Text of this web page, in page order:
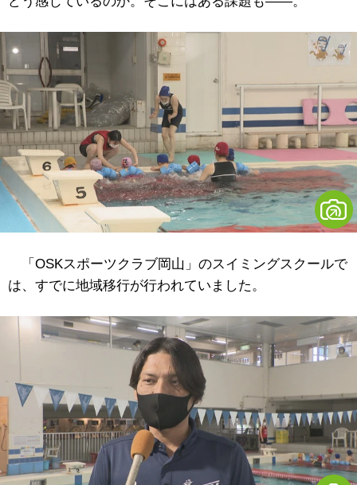
「OSKスポーツクラブ岡山」のスイミングスクールで
は、すでに地域移行が行われていました。